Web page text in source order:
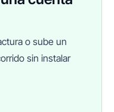
o sube un
sin instalar